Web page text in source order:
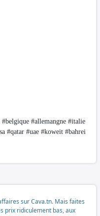
#allemangne #italie
#qatar #uae #koweit #bahrei
sur Cava.tn. Mais faites
prix ridiculement bas, aux